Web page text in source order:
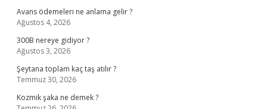
Avans ödemeleri ne anlama gelir ?
Ağustos 4, 2026
300B nereye gidiyor ?
Ağustos 3, 2026
Şeytana toplam kaç taş atılır ?
Temmuz 30, 2026
Kozmik şaka ne demek ?